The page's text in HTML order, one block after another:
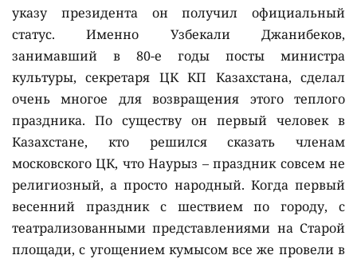
указу президента он получил официальный
статус. Именно Узбекали Джанибеков,
занимавший в 80-е годы посты министра
культуры, секретаря ЦК КП Казахстана, сделал
очень многое для возвращения этого теплого
праздника. По существу он первый человек в
Казахстане, кто решился сказать членам
московского ЦК, что Наурыз – праздник совсем не
религиозный, а просто народный. Когда первый
весенний праздник с шествием по городу, с
театрализованными представлениями на Старой
площади, с угощением кумысом все же провели в